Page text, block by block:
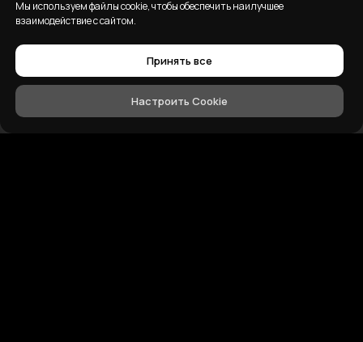
Мы используем файлы cookie, чтобы обеспечить наилучшее
взаимодействие с сайтом.
Принять все
Настроить Cookie